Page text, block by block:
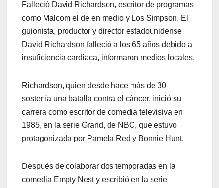
Falleció David Richardson, escritor de programas
como Malcom el de en medio y Los Simpson. El
guionista, productor y director estadounidense
David Richardson falleció a los 65 años debido a
insuficiencia cardiaca, informaron medios locales.
Richardson, quien desde hace más de 30
sostenía una batalla contra el cáncer, inició su
carrera como escritor de comedia televisiva en
1985, en la serie Grand, de NBC, que estuvo
protagonizada por Pamela Red y Bonnie Hunt.
Después de colaborar dos temporadas en la
comedia Empty Nest y escribió en la serie